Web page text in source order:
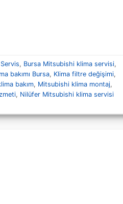
, Bursa Mitsubishi klima servisi,
bakımı Bursa, Klima filtre değişimi,
bakım, Mitsubishi klima montaj,
, Nilüfer Mitsubishi klima servisi